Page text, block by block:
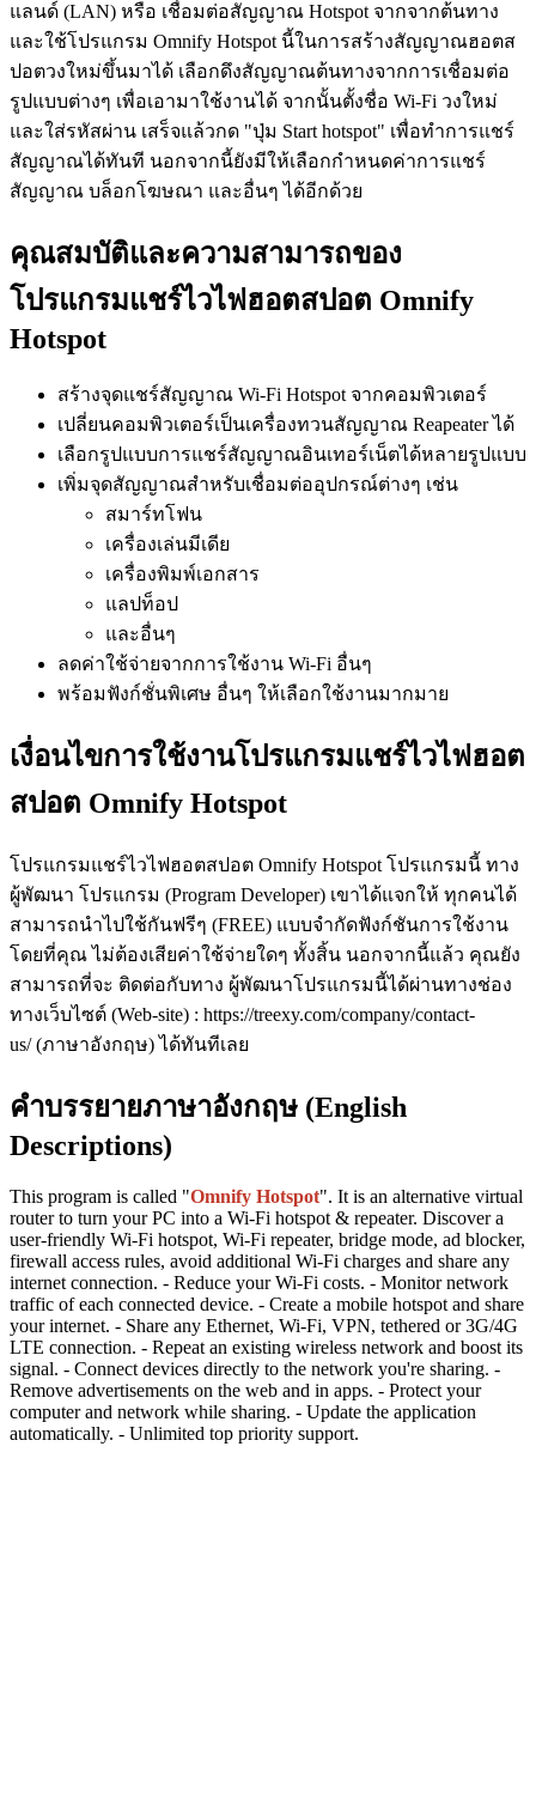
แลนด์ (LAN) หรือ เชื่อมต่อสัญญาณ Hotspot จากจากต้นทาง
และใช้โปรแกรม Omnify Hotspot นี้ในการสร้างสัญญาณฮอตส
ปอตวงใหม่ขึ้นมาได้ เลือกดึงสัญญาณต้นทางจากการเชื่อมต่อ
รูปแบบต่างๆ เพื่อเอามาใช้งานได้ จากนั้นตั้งชื่อ Wi-Fi วงใหม่
และใส่รหัสผ่าน เสร็จแล้วกด "ปุ่ม Start hotspot" เพื่อทำการแชร์
สัญญาณได้ทันที นอกจากนี้ยังมีให้เลือกกำหนดค่าการแชร์
สัญญาณ บล็อกโฆษณา และอื่นๆ ได้อีกด้วย
คุณสมบัติและความสามารถของ
โปรแกรมแชร์ไวไฟฮอตสปอต Omnify
Hotspot
สร้างจุดแชร์สัญญาณ Wi-Fi Hotspot จากคอมพิวเตอร์
เปลี่ยนคอมพิวเตอร์เป็นเครื่องทวนสัญญาณ Reapeater ได้
เลือกรูปแบบการแชร์สัญญาณอินเทอร์เน็ตได้หลายรูปแบบ
เพิ่มจุดสัญญาณสำหรับเชื่อมต่ออุปกรณ์ต่างๆ เช่น
สมาร์ทโฟน
เครื่องเล่นมีเดีย
เครื่องพิมพ์เอกสาร
แลปท็อป
และอื่นๆ
ลดค่าใช้จ่ายจากการใช้งาน Wi-Fi อื่นๆ
พร้อมฟังก์ชั่นพิเศษ อื่นๆ ให้เลือกใช้งานมากมาย
เงื่อนไขการใช้งานโปรแกรมแชร์ไวไฟฮอต
สปอต Omnify Hotspot
โปรแกรมแชร์ไวไฟฮอตสปอต Omnify Hotspot โปรแกรมนี้ ทาง
ผู้พัฒนา โปรแกรม (Program Developer) เขาได้แจกให้ ทุกคนได้
สามารถนำไปใช้กันฟรีๆ (FREE) แบบจำกัดฟังก์ชันการใช้งาน
โดยที่คุณ ไม่ต้องเสียค่าใช้จ่ายใดๆ ทั้งสิ้น นอกจากนี้แล้ว คุณยัง
สามารถที่จะ ติดต่อกับทาง ผู้พัฒนาโปรแกรมนี้ได้ผ่านทางช่อง
ทางเว็บไซต์ (Web-site) : https://treexy.com/company/contact-
us/ (ภาษาอังกฤษ) ได้ทันทีเลย
คำบรรยายภาษาอังกฤษ (English
Descriptions)
This program is called "Omnify Hotspot". It is an alternative virtual
router to turn your PC into a Wi-Fi hotspot & repeater. Discover a
user-friendly Wi-Fi hotspot, Wi-Fi repeater, bridge mode, ad blocker,
firewall access rules, avoid additional Wi-Fi charges and share any
internet connection. - Reduce your Wi-Fi costs. - Monitor network
traffic of each connected device. - Create a mobile hotspot and share
your internet. - Share any Ethernet, Wi-Fi, VPN, tethered or 3G/4G
LTE connection. - Repeat an existing wireless network and boost its
signal. - Connect devices directly to the network you're sharing. -
Remove advertisements on the web and in apps. - Protect your
computer and network while sharing. - Update the application
automatically. - Unlimited top priority support.